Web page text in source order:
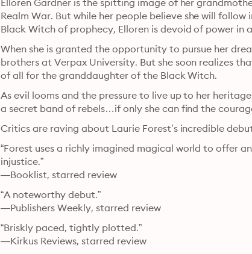
Elloren Gardner is the spitting image of her
Realm War. But while her people believe she will
Black Witch of prophecy, Elloren is devoid of power
When she is granted the opportunity to pursue her
brothers at Verpax University. But she soon realizes
of all for the granddaughter of the Black Witch.
As evil looms and the pressure to live up to her
a secret band of rebels…if only she can find the
Critics are raving about Laurie Forest’s incredible
“Forest uses a richly imagined magical world to offer
injustice.”
—Booklist, starred review
“A noteworthy debut.”
—Publishers Weekly, starred review
“Briskly paced, tightly plotted.”
—Kirkus Reviews, starred review